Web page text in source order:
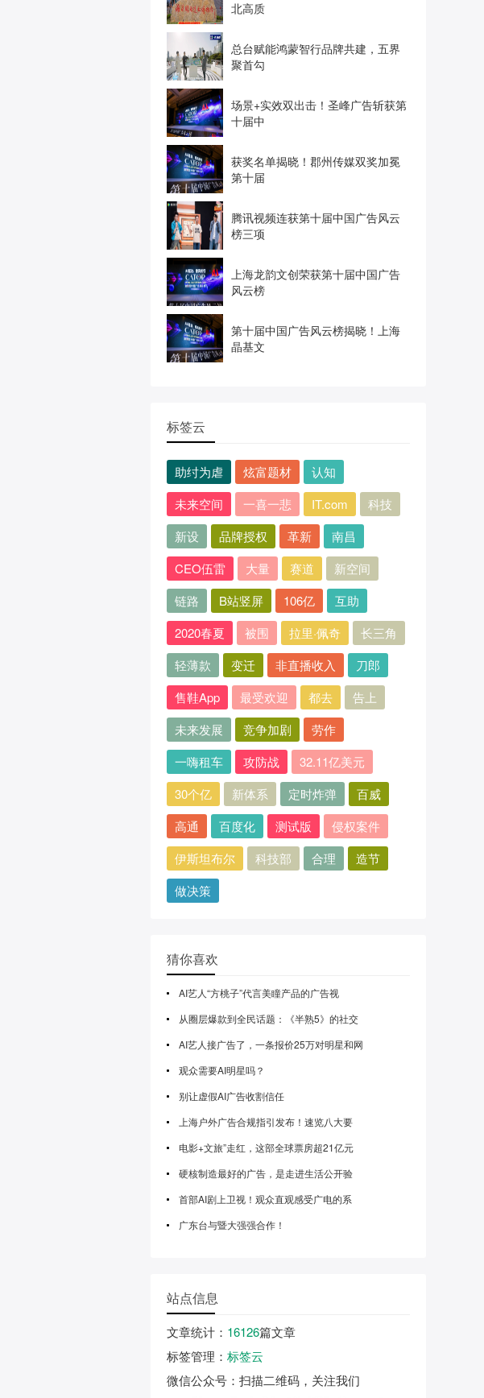
北高质
总台赋能鸿蒙智行品牌共建，五界
聚首勾
场景+实效双出击！圣峰广告斩获第
十届中
获奖名单揭晓！郡州传媒双奖加冕
第十届
腾讯视频连获第十届中国广告风云
榜三项
上海龙韵文创荣获第十届中国广告
风云榜
第十届中国广告风云榜揭晓！上海
晶基文
标签云
助纣为虐 炫富题材
认知
未来空间
一喜一悲 IT.com
科技
新设
品牌授权 革新
南昌
CEO伍雷
大量 赛道
新空间
链路
B站竖屏 106亿
互助
2020春夏
被围 拉里·佩奇
长三角
轻薄款
变迁 非直播收入
刀郎
售鞋App
最受欢迎 都去
告上
未来发展
竞争加剧
劳作
一嗨租车
攻防战
32.11亿美元
30个亿
新体系 定时炸弹
百威
高通
百度化 测试版
侵权案件
伊斯坦布尔
科技部 合理
造节
做决策
猜你喜欢
AI艺人“方桃子”代言美瞳产品的广告视
从圈层爆款到全民话题：《半熟5》的社交
AI艺人接广告了，一条报价25万对明星和网
观众需要AI明星吗？
别让虚假AI广告收割信任
上海户外广告合规指引发布！速览八大要
电影+文旅”走红，这部全球票房超21亿元
硬核制造最好的广告，是走进生活公开验
首部AI剧上卫视！观众直观感受广电的系
广东台与暨大强强合作！
站点信息
文章统计 ： 16126篇文章
标签管理 ： 标签云
微信公众号 ：扫描二维码，关注我们